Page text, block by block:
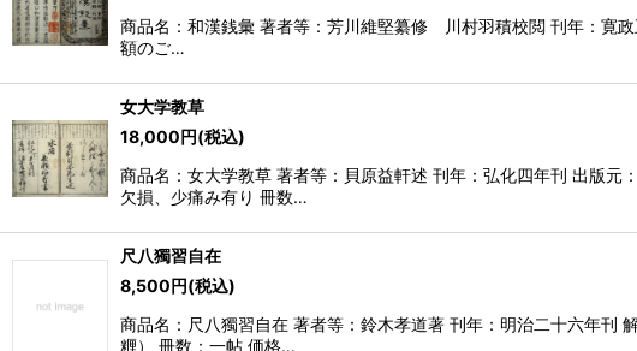
商品名：和漢銭彙 著者等：芳川維堅纂修 川村羽積校閲 刊年：寛
額のご…
女大学教草
18,000円(税込)
商品名：女大学教草 著者等：貝原益軒述 刊年：弘化四年刊 出版
欠損、少痛み有り 冊数…
尺八獨習自在
8,500円(税込)
商品名：尺八獨習自在 著者等：鈴木孝道著 刊年：明治二十六年
糎） 冊数：一帖 価格…